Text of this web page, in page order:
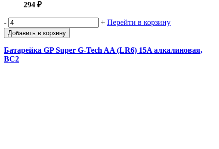
294 ₽
- + Перейти в корзину
Добавить в корзину
Батарейка GP Super G-Tech AA (LR6) 15A алкалиновая,
BC2